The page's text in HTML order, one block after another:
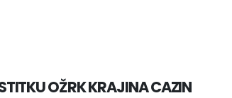
OŽRK KRAJINA CAZIN